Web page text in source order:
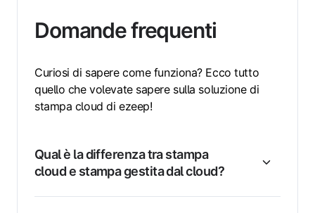
Domande frequenti
Curiosi di sapere come funziona? Ecco tutto
quello che volevate sapere sulla soluzione di
stampa cloud di ezeep!
Qual è la differenza tra stampa
cloud e stampa gestita dal cloud?